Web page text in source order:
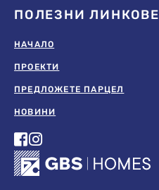
ПОЛЕЗНИ ЛИНКОВЕ
НАЧАЛО
ПРОЕКТИ
ПРЕДЛОЖЕТЕ ПАРЦЕЛ
НОВИНИ